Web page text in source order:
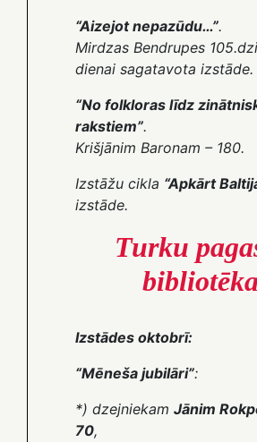
“Aizejot nepazūdu…”.
Mirdzas Bendrupes
dienai sagatavota izstāde.
“No folkloras līdz
rakstiem”.
Krišjānim Baronam – 180.
Izstāžu cikla “Apkārt
izstāde.
Turku
Izstādes oktobrī:
“Mēneša jubilāri”:
*) dzejniekam Jānim
70,